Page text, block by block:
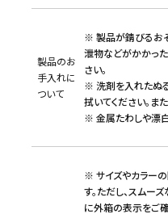
製品のお
手入れに
ついて
※ 製品が錆びるお
泄物などがかかっ
さい。
※ 洗剤を入れたぬ
拭いてください。ま
※ 金属たわしや漂
※ サイズやカラー
す。ただし、スムー
に外箱の表示をご確